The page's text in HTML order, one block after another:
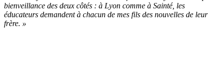
bienveillance des deux côtés : à Lyon comme à Sainté, les
éducateurs demandent à chacun de mes fils des nouvelles de leur
frère. »